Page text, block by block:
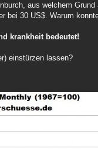
aus welchem
bei 30 US$. Warum
krankheit bedeutet!
einstürzen lassen?